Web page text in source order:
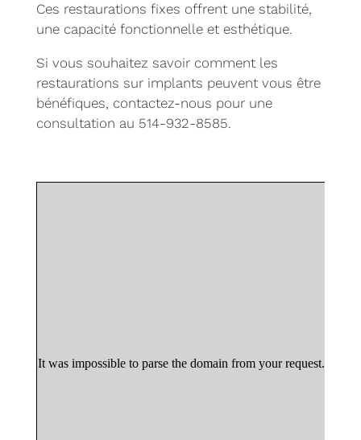
Ces restaurations fixes offrent une stabilité,
une capacité fonctionnelle et esthétique.
Si vous souhaitez savoir comment les
restaurations sur implants peuvent vous être
bénéfiques, contactez-nous pour une
consultation au 514-932-8585.